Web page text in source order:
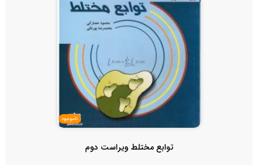
ناموجود
توابع مختلط ویراست دوم